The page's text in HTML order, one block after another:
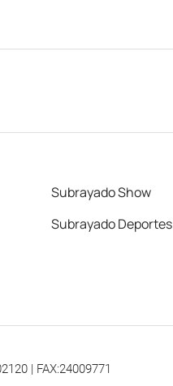
Subrayado Show
Subrayado Deportes
| FAX:24009771